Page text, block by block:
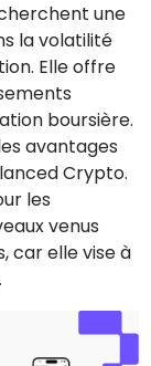
une
la volatilité
Elle offre
boursière.
avantages
Crypto.
les
venus
car elle vise à